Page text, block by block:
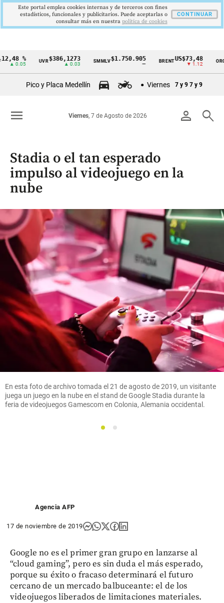
Cintillo
Colombia
%
0.05
$386,1273
▲ 0.03
SMMLV $1.750.905 BRENTUS$73,48
▼ 1.12
ORO
Pico y Placa Medellín Viernes 7 y 9 7 y 9
person search
Viernes, 7 de Agosto de 2026
menu
Stadia o el tan esperado
impulso al videojuego en la
nube
En esta foto de archivo tomada el 21 de agosto de 2019, un visitante
juega un juego en la nube en el stand de Google Stadia durante la
feria de videojuegos Gamescom en Colonia, Alemania occidental.
1 2
Agencia AFP
17 de noviembre de 2019
Google no es el primer gran grupo en lanzarse al
“cloud gaming”, pero es sin duda el más esperado,
porque su éxito o fracaso determinará el futuro
cercano de un mercado balbuceante: el de los
videojuegos liberados de limitaciones materiales.
Este portal emplea cookies internas y de terceros con fines
estadísticos, funcionales y publicitarios. Puede aceptarlas o
consultar más en nuestra politica de cookies
CONTINUAR